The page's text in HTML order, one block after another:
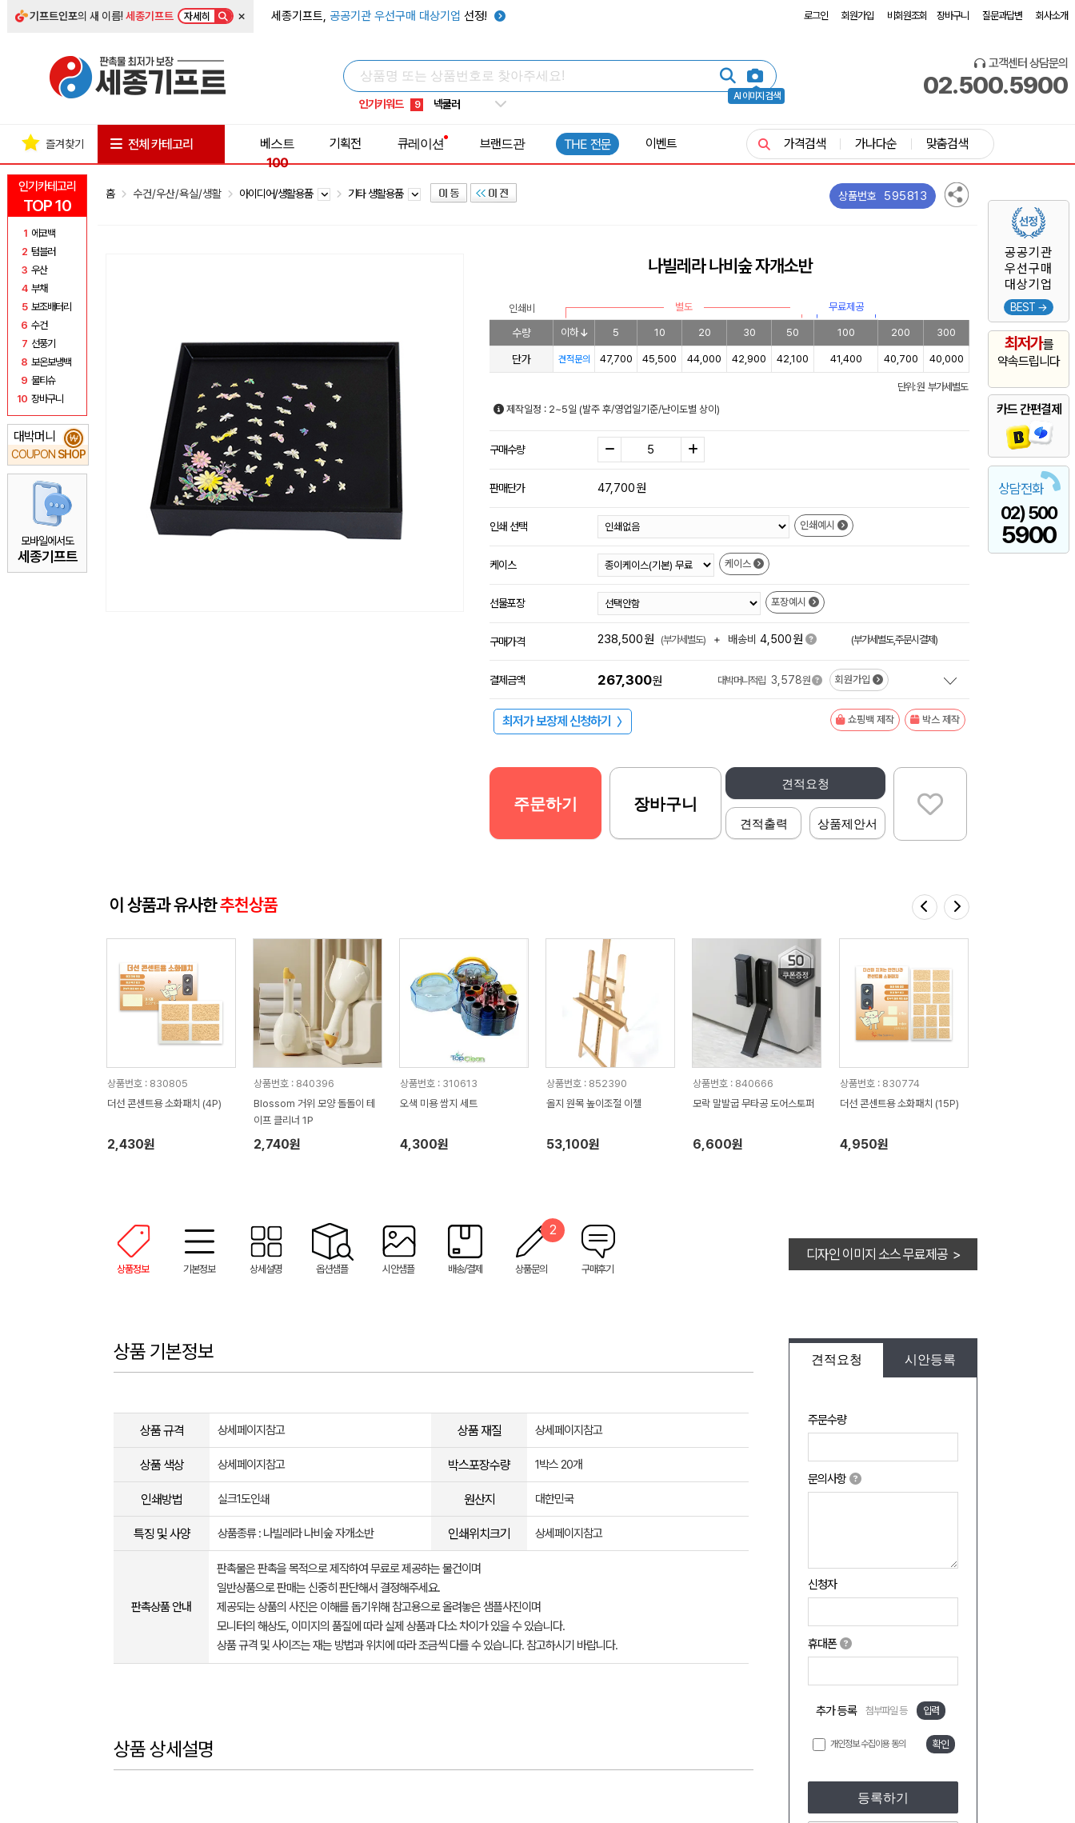
기프트인포의 새 이름!세종기프트 자세히 × 세종기프트, 공공기관 우선구매 대상기업 선정! 로그인 회원가입 비회원조회 장바구니 질문과답변 회사소개
AI 이미지 검색
인기키워드
6 우산
9 넥쿨러
10 타포린가방
고객센터 상담문의
02.500.5900
인기카테고리
TOP 10
1 에코백
2 텀블러
3 우산
4 부채
5 보조배터리
6 수건
7 선풍기
8 보온보냉백
9 물티슈
10 장바구니
대박머니
COUPON SHOP
₩
모바일에서도
세종기프트
공공기관
우선구매
대상기업
BEST →
최저가를
약속드립니다
카드 간편결제
상담전화
02) 500
5900
즐겨찾기 전체 카테고리
베스트
100
기획전 큐레이션 브랜드관 THE 전문 이벤트 가격검색 가나다순 맞춤검색
홈 수건/우산/욕실/생활 아이디어/생활용품 기타 생활용품 상품번호 595813
나빌레라 나비숲 자개소반
인쇄비 별도 무료제공
수량 이하 5 10 20 30 50 100 200 300
단가 견적문의 47,700 45,500 44,000 42,900 42,100 41,400 40,700 40,000
단위: 원 부가세별도
제작일정 : 2~5일 (발주 후/영업일기준/난이도별 상이)
구매수량
판매단가 47,700원
인쇄 선택 인쇄예시
케이스 케이스
선물포장 포장예시
구매가격 238,500원 (부가세별도) + 배송비 4,500원 (부가세별도,주문시결제)
결제금액 267,300원 대박머니적립 3,578원 회원가입
최저가 보장제 신청하기 〉 쇼핑백 제작 박스 제작
견적요청
견적출력 상품제안서
주문하기 장바구니
이 상품과 유사한추천상품
상품번호 : 830805
더선 콘센트용 소화패치 (4P)
2,430원
상품번호 : 840396
Blossom 거위 모양 돌돌이 테
이프 클리너 1P
2,740원
상품번호 : 310613
오색 미용 쌈지 세트
4,300원
상품번호 : 852390
올지 원목 높이조절 이젤
53,100원
상품번호 : 840666
모락 말발굽 무타공 도어스토퍼
6,600원
상품번호 : 830774
더선 콘센트용 소화패치 (15P)
4,950원
상품정보 기본정보 상세설명 옵션샘플 시안샘플 배송/결제 상품문의
2
구매후기
디자인 이미지 소스 무료제공 >
견적요청 시안등록
주문수량
문의사항
신청자
휴대폰
추가 등록 첨부파일 등 입력
개인정보 수집이용 동의 확인
등록하기
상품 기본정보
상품 규격 상세페이지참고 상품 재질 상세페이지참고
상품 색상 상세페이지참고 박스포장수량 1박스 20개
인쇄방법 실크1도인쇄 원산지 대한민국
특징 및 사양 상품종류 : 나빌레라 나비숲 자개소반 인쇄위치크기 상세페이지참고
판촉상품 안내
판촉물은 판촉을 목적으로 제작하여 무료로 제공하는 물건이며
일반상품으로 판매는 신중히 판단해서 결정해주세요.
제공되는 상품의 사진은 이해를 돕기위해 참고용으로 올려놓은 샘플사진이며
모니터의 해상도, 이미지의 품질에 따라 실제 상품과 다소 차이가 있을 수 있습니다.
상품 규격 및 사이즈는 재는 방법과 위치에 따라 조금씩 다를 수 있습니다. 참고하시기 바랍니다.
상품 상세설명